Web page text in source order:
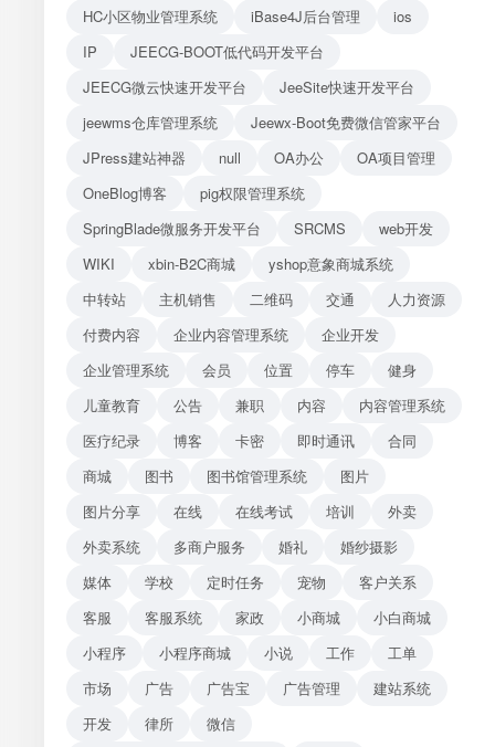
HC小区物业管理系统
iBase4J后台管理
ios
IP
JEECG-BOOT低代码开发平台
JEECG微云快速开发平台
JeeSite快速开发平台
jeewms仓库管理系统
Jeewx-Boot免费微信管家平台
JPress建站神器
null OA办公
OA项目管理
OneBlog博客
pig权限管理系统
SpringBlade微服务开发平台
SRCMS
web开发
WIKI
xbin-B2C商城
yshop意象商城系统
中转站
主机销售 二维码 交通
人力资源
付费内容
企业内容管理系统
企业开发
企业管理系统
会员 位置 停车
健身
儿童教育
公告 兼职 内容
内容管理系统
医疗纪录
博客 卡密 即时通讯
合同
商城
图书 图书馆管理系统
图片
图片分享
在线 在线考试 培训
外卖
外卖系统
多商户服务 婚礼
婚纱摄影
媒体
学校 定时任务 宠物
客户关系
客服
客服系统 家政 小商城
小白商城
小程序
小程序商城 小说 工作
工单
市场
广告 广告宝 广告管理
建站系统
开发
律所
微信